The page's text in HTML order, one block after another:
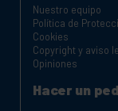
Nuestro equipo
Política de
Cookies
Copyright y aviso
Opiniones
Hacer un